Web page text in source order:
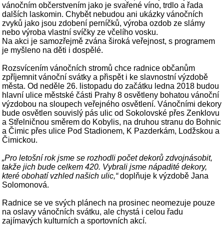
vánočním občerstvením jako je svařené víno, trdlo a řada
dalších laskomin. Chybět nebudou ani ukázky vánočních
zvyků jako jsou zdobení perníčků, výroba ozdob ze slámy
nebo výroba vlastní svíčky ze včelího vosku.
Na akci je samozřejmě zvána široká veřejnost, s programem
je myšleno na děti i dospělé.
Rozsvícením vánočních stromů chce radnice občanům
zpříjemnit vánoční svátky a přispět i ke slavnostní výzdobě
města. Od neděle 26. listopadu do začátku ledna 2018 budou
hlavní ulice městské části Prahy 8 osvětleny bohatou vánoční
výzdobou na sloupech veřejného osvětlení. Vánočními dekory
bude osvětlen souvislý pás ulic od Sokolovské přes Zenklovu
a Střelničnou směrem do Kobylis, na druhou stranu do Bohnic
a Čimic přes ulice Pod Stadionem, K Pazderkám, Lodžskou a
Čimickou.
„Pro letošní rok jsme se rozhodli počet dekorů zdvojnásobit,
takže jich bude celkem 420. Vybrali jsme nápadité dekory,
které obohatí vzhled našich ulic,“doplňuje k výzdobě Jana
Solomonová.
Radnice se ve svých plánech na prosinec neomezuje pouze
na oslavy vánočních svátku, ale chystá i celou řadu
zajímavých kulturních a sportovních akcí.